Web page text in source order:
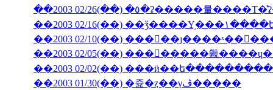
��2003 02/10(��)
��2003 02/05(��) ��������䥵
��2003 02/02(��)
��2003 01/30(��) �쥹�ȥ��γڤ�����